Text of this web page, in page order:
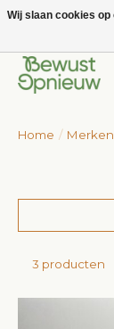
Wij bieden het
Home / Merken
3 producten
Wij slaan cookies